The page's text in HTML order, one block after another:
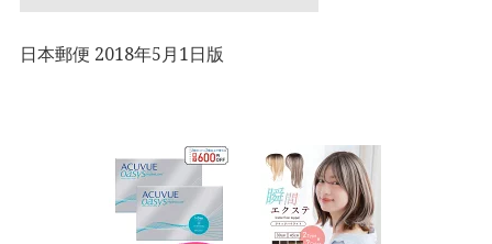
日本郵便 2018年5月1日版